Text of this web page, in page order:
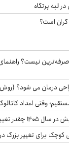
لبه پرتگاه
است؟
نیست؟
درمان می شود؟
وقتی اعداد
تغییر کرده است؟
کوچک برای تغییر بزرگ